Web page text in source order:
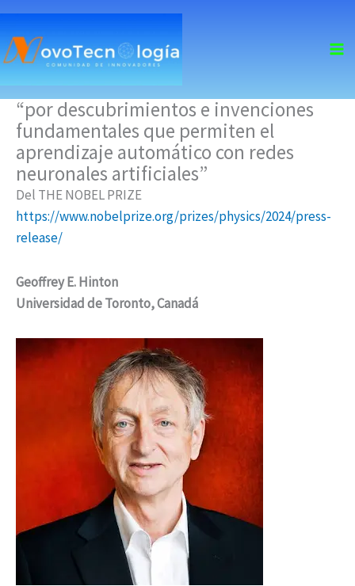
skip
content
“por descubrimientos e invenciones
fundamentales que permiten el
aprendizaje automático con redes
neuronales artificiales”
Del THE NOBEL PRIZE
https://www.nobelprize.org/prizes/physics/2024/press-
release/
Geoffrey E. Hinton
Universidad de Toronto, Canadá